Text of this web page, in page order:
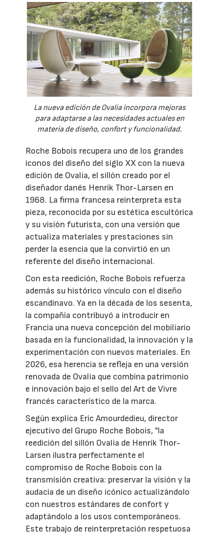
La nueva edición de Ovalia incorpora mejoras
para adaptarse a las necesidades actuales en
materia de diseño, confort y funcionalidad.
Roche Bobois recupera uno de los grandes
iconos del diseño del siglo XX con la nueva
edición de Ovalia, el sillón creado por el
diseñador danés Henrik Thor-Larsen en
1968. La firma francesa reinterpreta esta
pieza, reconocida por su estética escultórica
y su visión futurista, con una versión que
actualiza materiales y prestaciones sin
perder la esencia que la convirtió en un
referente del diseño internacional.
Con esta reedición, Roche Bobois refuerza
además su histórico vínculo con el diseño
escandinavo. Ya en la década de los sesenta,
la compañía contribuyó a introducir en
Francia una nueva concepción del mobiliario
basada en la funcionalidad, la innovación y la
experimentación con nuevos materiales. En
2026, esa herencia se refleja en una versión
renovada de Ovalia que combina patrimonio
e innovación bajo el sello del Art de Vivre
francés característico de la marca.
Según explica Eric Amourdedieu, director
ejecutivo del Grupo Roche Bobois, "la
reedición del sillón Ovalia de Henrik Thor-
Larsen ilustra perfectamente el
compromiso de Roche Bobois con la
transmisión creativa: preservar la visión y la
audacia de un diseño icónico actualizándolo
con nuestros estándares de confort y
adaptándolo a los usos contemporáneos.
Este trabajo de reinterpretación respetuosa